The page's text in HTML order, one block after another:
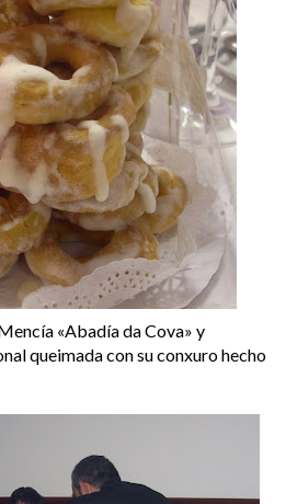
«Abadía da Cova» y
queimada con su conxuro hecho